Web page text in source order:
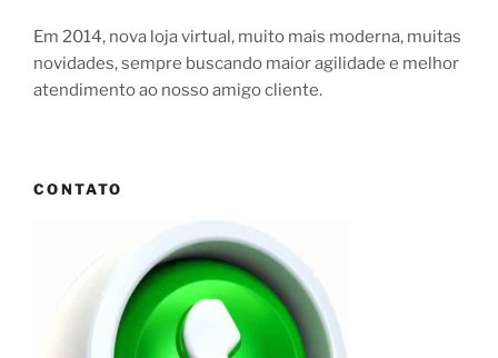
Em 2014, nova loja virtual, muito mais moderna, muitas
novidades, sempre buscando maior agilidade e melhor
atendimento ao nosso amigo cliente.
CONTATO